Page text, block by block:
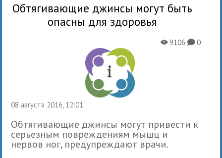
Обтягивающие джинсы могут быть
опасны для здоровья
08 августа 2016, 12:01
X9106K0
Обтягивающие джинсы могут привести к
серьезным повреждениям мышц и
нервов ног, предупреждают врачи.